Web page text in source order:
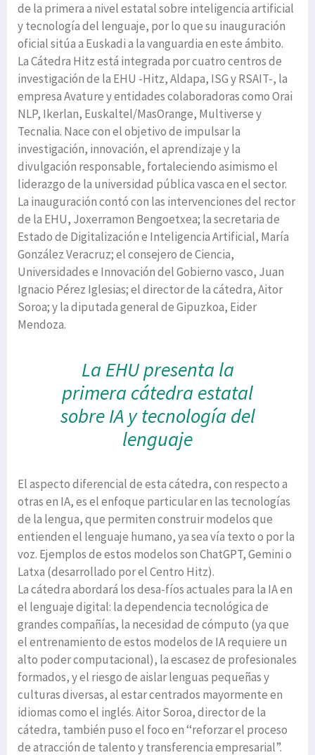
de la primera a nivel estatal sobre inteligencia artificial
y tecnología del lenguaje, por lo que su inauguración
oficial sitúa a Euskadi a la vanguardia en este ámbito.
La Cátedra Hitz está integrada por cuatro centros de
investigación de la EHU -Hitz, Aldapa, ISG y RSAIT-, la
empresa Avature y entidades colaboradoras como Orai
NLP, Ikerlan, Euskaltel/MasOrange, Multiverse y
Tecnalia. Nace con el objetivo de impulsar la
investigación, innovación, el aprendizaje y la
divulgación responsable, fortaleciendo asimismo el
liderazgo de la universidad pública vasca en el sector.
La inauguración contó con las intervenciones del rector
de la EHU, Joxerramon Bengoetxea; la secretaria de
Estado de Digitalización e Inteligencia Artificial, María
González Veracruz; el consejero de Ciencia,
Universidades e Innovación del Gobierno vasco, Juan
Ignacio Pérez Iglesias; el director de la cátedra, Aitor
Soroa; y la diputada general de Gipuzkoa, Eider
Mendoza.
La EHU presenta la
primera cátedra estatal
sobre IA y tecnología del
lenguaje
El aspecto diferencial de esta cátedra, con respecto a
otras en IA, es el enfoque particular en las tecnologías
de la lengua, que permiten construir modelos que
entienden el lenguaje humano, ya sea vía texto o por la
voz. Ejemplos de estos modelos son ChatGPT, Gemini o
Latxa (desarrollado por el Centro Hitz).
La cátedra abordará los desa-fíos actuales para la IA en
el lenguaje digital: la dependencia tecnológica de
grandes compañías, la necesidad de cómputo (ya que
el entrenamiento de estos modelos de IA requiere un
alto poder computacional), la escasez de profesionales
formados, y el riesgo de aislar lenguas pequeñas y
culturas diversas, al estar centrados mayormente en
idiomas como el inglés. Aitor Soroa, director de la
cátedra, también puso el foco en ‘‘reforzar el proceso
de atracción de talento y transferencia empresarial”.